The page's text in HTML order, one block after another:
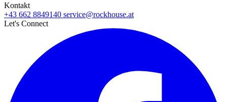
Kontakt
+43 662 8849140 service@rockhouse.at
Let's Connect